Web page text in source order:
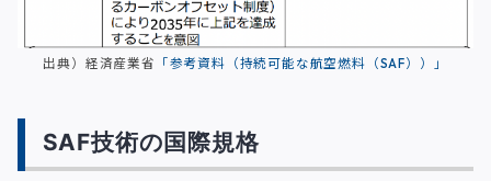
出典）経済産業省 「参考資料（持続可能な航空燃料（SAF））」
SAF技術の国際規格